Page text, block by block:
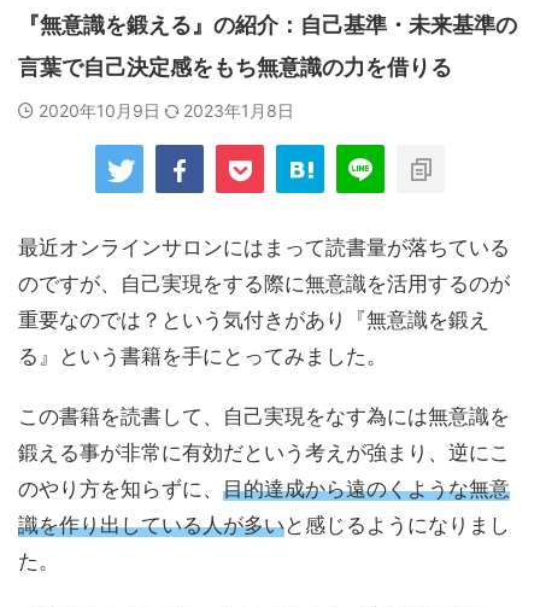
『無意識を鍛える』の紹介：自己基準・未来基準の
言葉で自己決定感をもち無意識の力を借りる
2020年10月9日 2023年1月8日
最近オンラインサロンにはまって読書量が落ちている
のですが、自己実現をする際に無意識を活用するのが
重要なのでは？という気付きがあり『無意識を鍛え
る』という書籍を手にとってみました。
この書籍を読書して、自己実現をなす為には無意識を
鍛える事が非常に有効だという考えが強まり、逆にこ
のやり方を知らずに、 目的達成から遠のくような無意
識を作り出している人が多いと感じるようになりまし
た。